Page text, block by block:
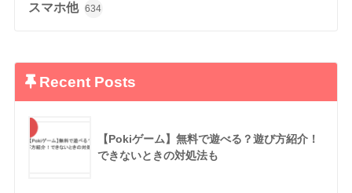
スマホ他 634
Recent Posts
【Pokiゲーム】無料で遊べる？遊び方紹介！
できないときの対処法も